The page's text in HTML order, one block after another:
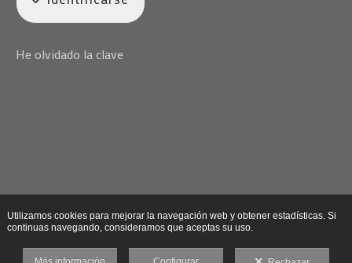
He olvidado la clave
Utilizamos cookies para mejorar la navegación web y obtener estadísticas. Si
continuas navegando, consideramos que aceptas su uso.